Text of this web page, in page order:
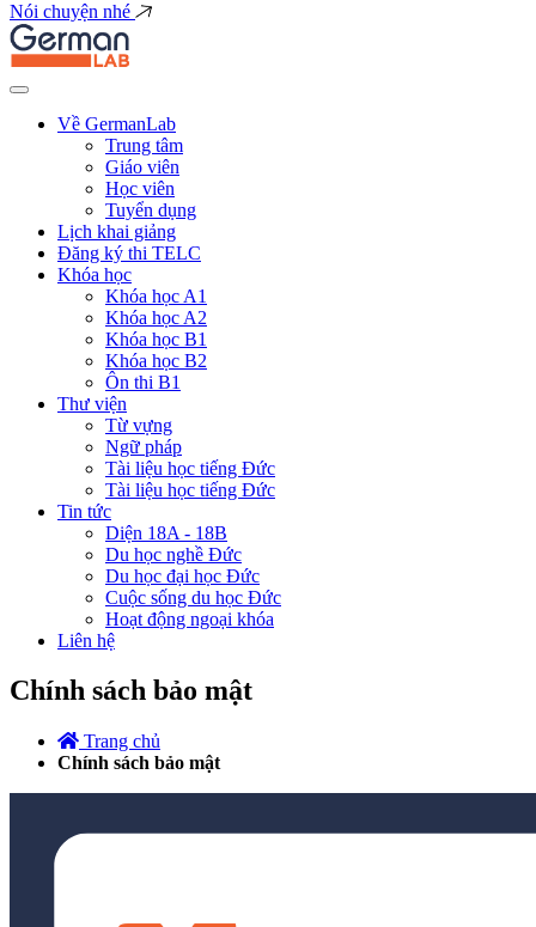
Nói chuyện nhé
Về GermanLab
Trung tâm
Giáo viên
Học viên
Tuyển dụng
Lịch khai giảng
Đăng ký thi TELC
Khóa học
Khóa học A1
Khóa học A2
Khóa học B1
Khóa học B2
Ôn thi B1
Thư viện
Từ vựng
Ngữ pháp
Tài liệu học tiếng Đức
Tài liệu học tiếng Đức
Tin tức
Diện 18A - 18B
Du học nghề Đức
Du học đại học Đức
Cuộc sống du học Đức
Hoạt động ngoại khóa
Liên hệ
Chính sách bảo mật
Trang chủ
Chính sách bảo mật